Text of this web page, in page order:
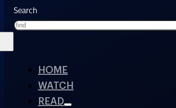
Search
HOME
WATCH
READ